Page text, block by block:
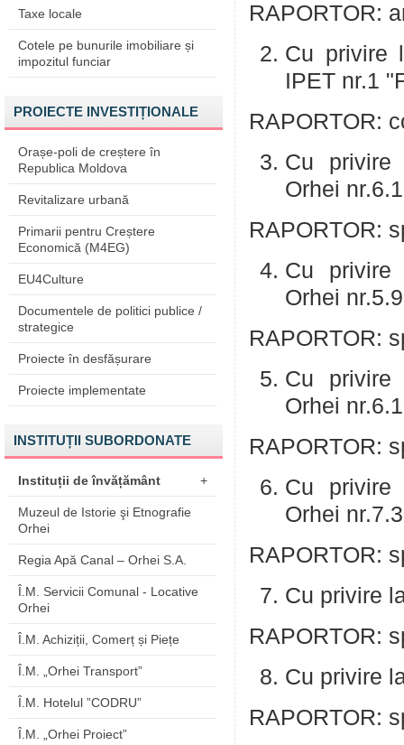
Taxe locale
Cotele pe bunurile imobiliare și
impozitul funciar
PROIECTE INVESTIȚIONALE
Orașe-poli de creștere în
Republica Moldova
Revitalizare urbană
Primarii pentru Creștere
Economică (M4EG)
EU4Culture
Documentele de politici publice /
strategice
Proiecte în desfășurare
Proiecte implementate
INSTITUȚII SUBORDONATE
Instituții de învățământ +
Muzeul de Istorie şi Etnografie
Orhei
Regia Apă Canal – Orhei S.A.
Î.M. Servicii Comunal - Locative
Orhei
Î.M. Achiziții, Comerț și Piețe
Î.M. „Orhei Transport”
Î.M. Hotelul ”CODRU”
Î.M. „Orhei Proiect”
RAPORTOR:
Cu privire
IPET nr.1
RAPORTOR:
Cu privire
Orhei
RAPORTOR:
Cu privire
Orhei
RAPORTOR:
Cu privire
Orhei
RAPORTOR:
Cu privire
Orhei
RAPORTOR:
Cu privire
RAPORTOR:
Cu privire
RAPORTOR: